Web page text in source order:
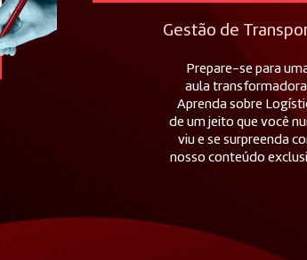
Gestão de
Prepare-se para
aula
Aprenda sobre
de um jeito que você
viu e se surpreenda
nosso conteúdo